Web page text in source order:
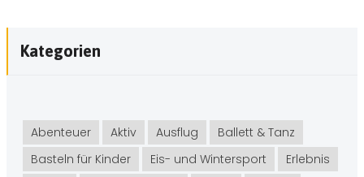
Kategorien
Abenteuer Aktiv Ausflug
Ballett & Tanz
Basteln für Kinder
Eis- und Wintersport
Erlebnis